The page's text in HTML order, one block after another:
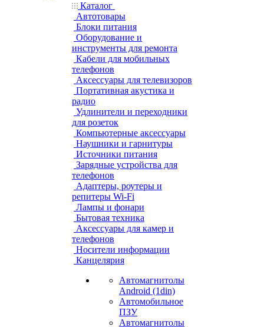
Каталог
Автотовары
Блоки питания
Оборудование и
инструменты для ремонта
Кабели для мобильных
телефонов
Аксессуары для телевизоров
Портативная акустика и
радио
Удлинители и переходники
для розеток
Компьютерные аксессуары
Наушники и гарнитуры
Источники питания
Зарядные устройства для
телефонов
Адаптеры, роутеры и
репитеры Wi-Fi
Лампы и фонари
Бытовая техника
Аксессуары для камер и
телефонов
Носители информации
Канцелярия
Автомагнитолы
Android (1din)
Автомобильное
ПЗУ
Автомагнитолы